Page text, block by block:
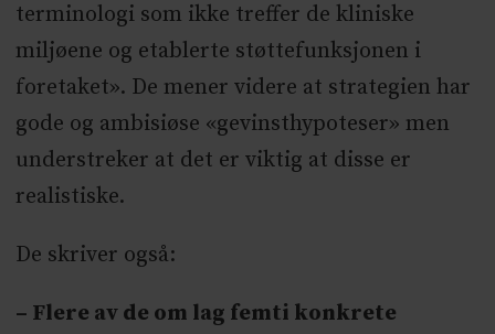
terminologi som ikke treffer de kliniske
miljøene og etablerte støttefunksjonen i
foretaket». De mener videre at strategien har
gode og ambisiøse «gevinsthypoteser» men
understreker at det er viktig at disse er
realistiske.
De skriver også:
– Flere av de om lag femti konkrete